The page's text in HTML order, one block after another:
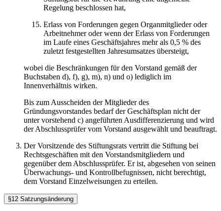
Regelung beschlossen hat,
Erlass von Forderungen gegen Organmitglieder oder
Arbeitnehmer oder wenn der Erlass von Forderungen
im Laufe eines Geschäftsjahres mehr als 0,5 % des
zuletzt festgestellten Jahresumsatzes übersteigt,
wobei die Beschränkungen für den Vorstand gemäß der
Buchstaben d), f), g), m), n) und o) lediglich im
Innenverhältnis wirken.
Bis zum Ausscheiden der Mitglieder des
Gründungsvorstandes bedarf der Geschäftsplan nicht der
unter vorstehend c) angeführten Ausdifferenzierung und wird
der Abschlussprüfer vom Vorstand ausgewählt und beauftragt.
Der Vorsitzende des Stiftungsrats vertritt die Stiftung bei
Rechtsgeschäften mit den Vorstandsmitgliedern und
gegenüber dem Abschlussprüfer. Er ist, abgesehen von seinen
Überwachungs- und Kontrollbefugnissen, nicht berechtigt,
dem Vorstand Einzelweisungen zu erteilen.
§12 Satzungsänderung